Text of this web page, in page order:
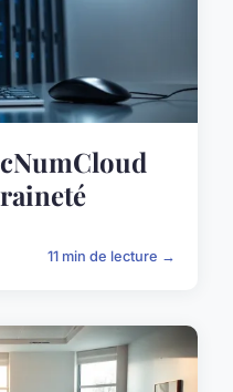
11 min de lecture →